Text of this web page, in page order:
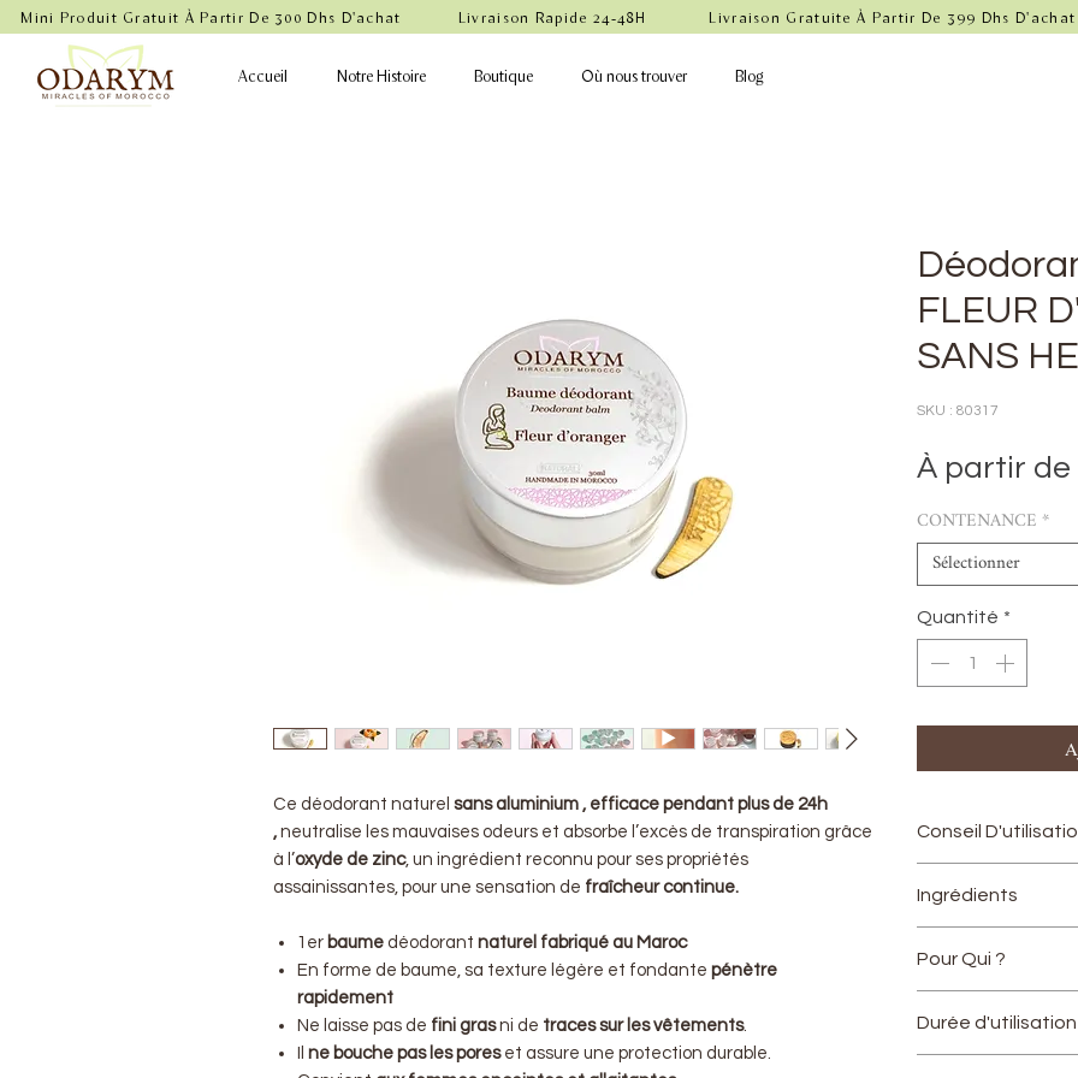
    Mini Produit Gratuit À Partir De 300 Dhs D'achat           Livraison Rapide 24-48H            Livraison Gratuite À Partir De 399 Dhs D'achat
Accueil Notre Histoire Boutique Où nous trouver Blog
Ce déodorant naturel sans aluminium , efficace pendant plus de 24h
, neutralise les mauvaises odeurs et absorbe l’excès de transpiration grâce
à l’oxyde de zinc, un ingrédient reconnu pour ses propriétés
assainissantes, pour une sensation de fraîcheur continue.
1er baume déodorant naturel fabriqué au Maroc
En forme de baume, sa texture légère et fondante pénètre
rapidement
Ne laisse pas de fini grasni de traces sur les vêtements.
Il ne bouche pas les poreset assure une protection durable.
FLEUR
SANS HE
SKU : 80317
À partir de
CONTENANCE*
Sélectionner
Quantité *
Conseil
spatule, prendre
crème en
faire pénétrer le
Ingrédients
de maïs, Oxyde
Pour Qui ?
Enfants +9 ans
Durée